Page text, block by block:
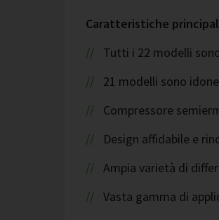
Caratteristiche
Tutti i 22 modelli
21 modelli sono
Compressore
Design affidabile e
Ampia varietà di
Vasta gamma di